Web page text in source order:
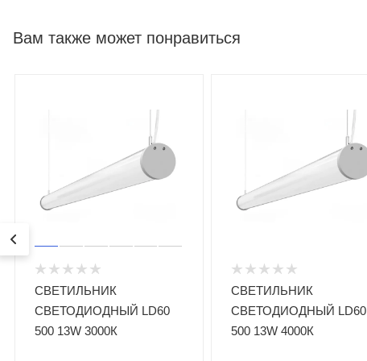
Вам также может понравиться
СВЕТИЛЬНИК
СВЕТОДИОДНЫЙ LD60
500 13W 3000К
СВЕТИЛЬНИК
СВЕТОДИОДНЫЙ LD60
500 13W 4000К